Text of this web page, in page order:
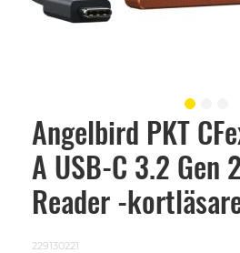
Angelbird PKT
A USB-C 3.2 Gen
Reader -
229130221
beginning
images